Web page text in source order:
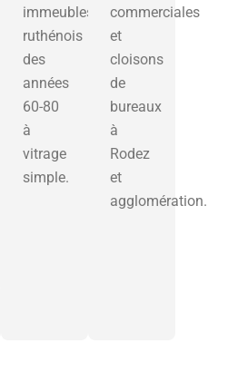
immeubles
ruthénois
des
années
60-80
à
vitrage
simple.
commerciales
et
cloisons
de
bureaux
à
Rodez
et
agglomération.